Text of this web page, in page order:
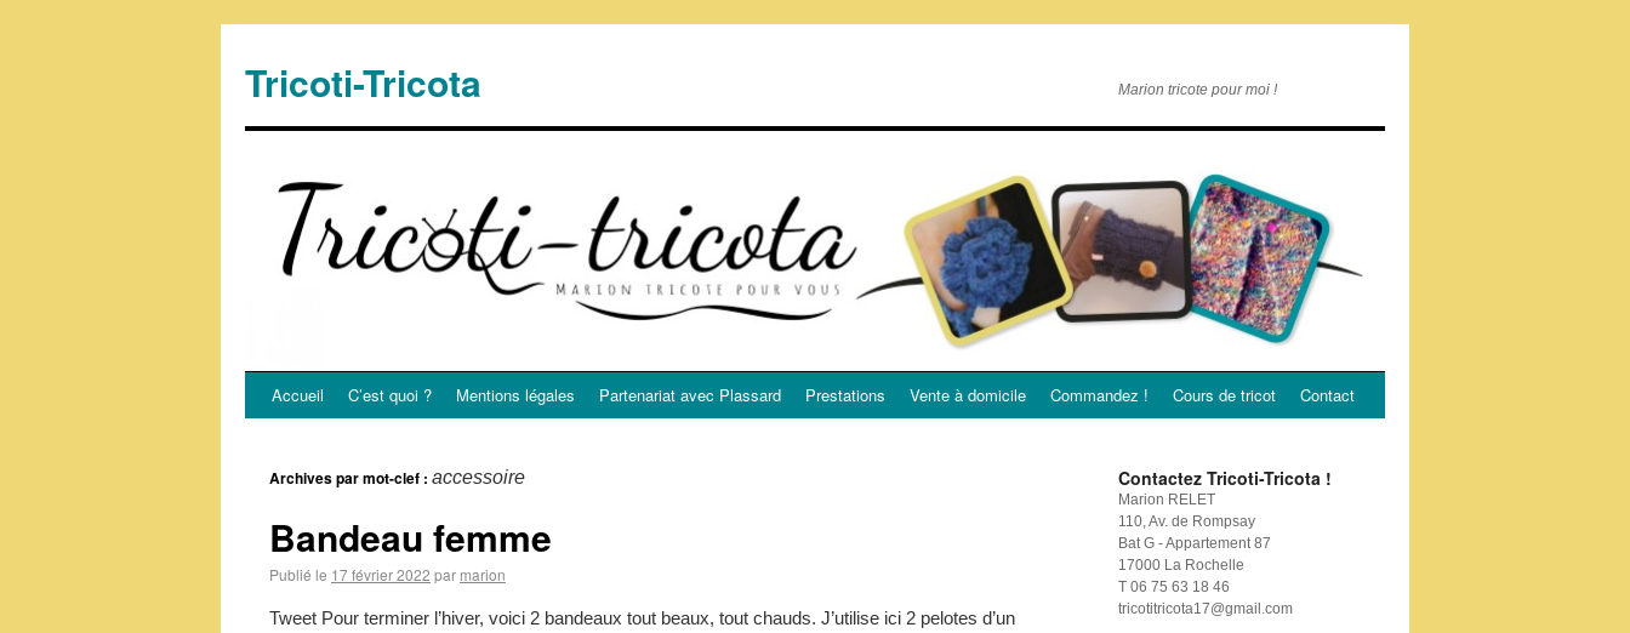
Tricoti-Tricota Marion tricote pour moi !
Accueil C’est quoi ? Mentions légales Partenariat avec Plassard Prestations Vente à domicile Commandez ! Cours de tricot Contact
Archives par mot-clef : accessoire
Bandeau femme
Publié le 17 février 2022 par marion
Tweet Pour terminer l’hiver, voici 2 bandeaux tout beaux, tout chauds. J’utilise ici 2 pelotes d’un
Contactez Tricoti-Tricota !
Marion RELET
110, Av. de Rompsay
Bat G - Appartement 87
17000 La Rochelle
T 06 75 63 18 46
tricotitricota17@gmail.com